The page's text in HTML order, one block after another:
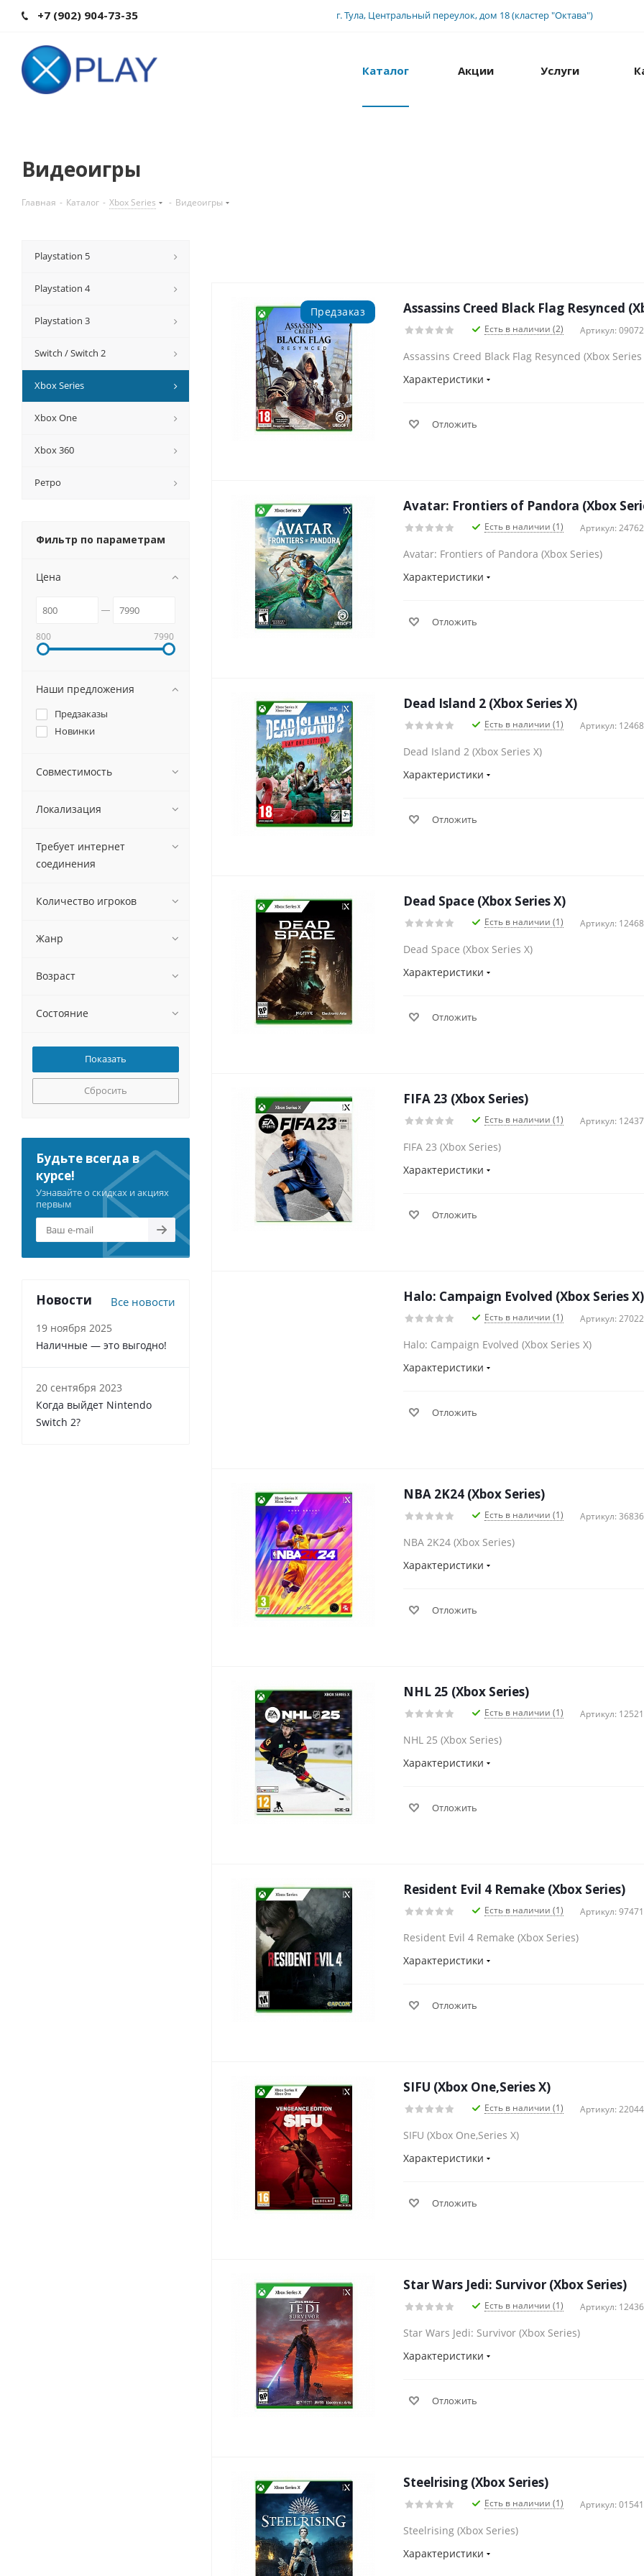
+7 (902) 904-73-35 г. Тула, Центральный переулок, дом 18 (кластер "Октава")
Каталог Акции Услуги
Видеоигры
Главная - Каталог - Xbox Series - Видеоигры
Предзаказ Assassins Creed Black Flag Resynced
Есть в наличии (2) Артикул:
Assassins Creed Black Flag Resynced (Xbox Series
Характеристики
Отложить
Avatar: Frontiers of Pandora (Xbox
Есть в наличии (1) Артикул:
Avatar: Frontiers of Pandora (Xbox Series)
Характеристики
Отложить
Dead Island 2 (Xbox Series X)
Есть в наличии (1) Артикул:
Dead Island 2 (Xbox Series X)
Характеристики
Отложить
Dead Space (Xbox Series X)
Есть в наличии (1) Артикул:
Dead Space (Xbox Series X)
Характеристики
Отложить
FIFA 23 (Xbox Series)
Есть в наличии (1) Артикул:
FIFA 23 (Xbox Series)
Характеристики
Отложить
Halo: Campaign Evolved (Xbox Series X)
Есть в наличии (1) Артикул:
Halo: Campaign Evolved (Xbox Series X)
Характеристики
Отложить
NBA 2K24 (Xbox Series)
Есть в наличии (1) Артикул:
NBA 2K24 (Xbox Series)
Характеристики
Отложить
NHL 25 (Xbox Series)
Есть в наличии (1) Артикул:
NHL 25 (Xbox Series)
Характеристики
Отложить
Resident Evil 4 Remake (Xbox Series)
Есть в наличии (1) Артикул:
Resident Evil 4 Remake (Xbox Series)
Характеристики
Отложить
SIFU (Xbox One,Series X)
Есть в наличии (1) Артикул:
SIFU (Xbox One,Series X)
Характеристики
Отложить
Star Wars Jedi: Survivor (Xbox Series)
Есть в наличии (1) Артикул:
Star Wars Jedi: Survivor (Xbox Series)
Характеристики
Отложить
Steelrising (Xbox Series)
Есть в наличии (1) Артикул:
Steelrising (Xbox Series)
Характеристики
Playstation 5
Playstation 4
Playstation 3
Switch / Switch 2
Xbox Series
Xbox One
Xbox 360
Ретро
Фильтр по параметрам
Цена
800 7990
Наши предложения
Предзаказы
Новинки
Совместимость
Локализация
Требует интернет
соединения
Количество игроков
Жанр
Возраст
Состояние
Сбросить
Будьте всегда в
курсе!
Узнавайте о скидках и акциях
первым
Новости Все новости
19 ноября 2025
Наличные — это выгодно!
20 сентября 2023
Когда выйдет Nintendo
Switch 2?